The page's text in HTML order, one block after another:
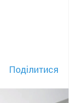
Поділитися